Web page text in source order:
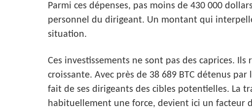
Parmi ces dépenses, pas moins de 430 000
personnel du dirigeant. Un montant qui
situation.
Ces investissements ne sont pas des caprices.
croissante. Avec près de 38 689 BTC détenus
fait de ses dirigeants des cibles potentielles. La
habituellement une force, devient ici un facteur